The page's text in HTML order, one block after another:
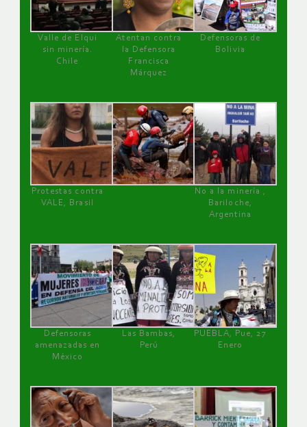
Valle de Elqui
sin minería.
Chile
Atentan contra
la Defensora
Francisca
Márquez
Defensoras de
Bolivia
Protestas contra
VALE, Brasil
No a la minería ,
Bariloche,
Argentina
Defensoras
amenazadas en
México
Las Bambas,
Perú
PUEBLA, Pue, 27
Enero